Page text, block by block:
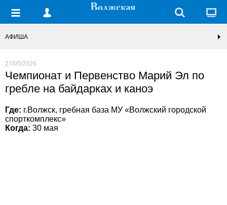
АФИША
27/05/2026
Чемпионат и Первенство Марий Эл по
гребле на байдарках и каноэ
Где: г.Волжск, гребная база МУ «Волжский городской
спорткомплекс»
Когда: 30 мая